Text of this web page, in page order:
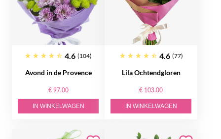
4.6 (104)
Avond in de Provence
€ 97.00
IN WINKELWAGEN
4.6 (77)
Lila Ochtendgloren
€ 103.00
IN WINKELWAGEN